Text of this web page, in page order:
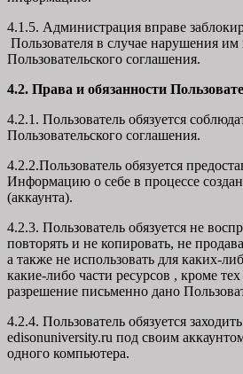
4.1.5. Администрация вправе
Пользователя в случае нарушения
Пользовательского соглашения.
4.2. Права и обязанности
4.2.1. Пользователь обязуется
Пользовательского соглашения.
4.2.2.Пользователь обязуется
Информацию о себе в процессе
(аккаунта).
4.2.3. Пользователь обязуется не
повторять и не копировать, не
а также не использовать для каких-
какие-либо части ресурсов , кроме тех
разрешение письменно дано
4.2.4. Пользователь обязуется
edisonuniversity.ru под своим
одного компьютера.